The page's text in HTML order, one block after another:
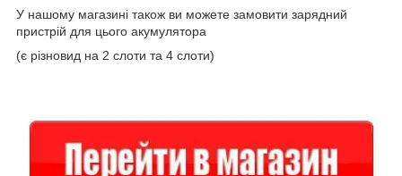
У нашому магазині також ви можете замовити зарядний
пристрій для цього акумулятора
(є різновид на 2 слоти та 4 слоти)